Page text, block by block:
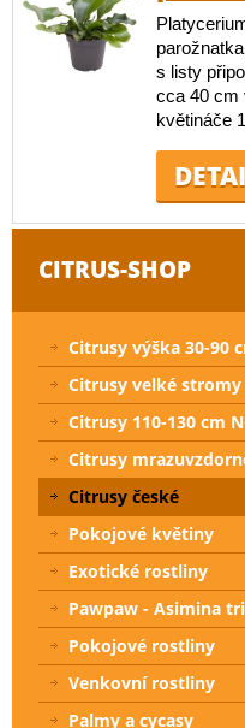
s listy
cca 40 cm
květináče
CITRUS-SHOP
Citrusy výška 30-90
Citrusy velké stromy
Citrusy 110-130 cm
Citrusy
Citrusy české
Pokojové květiny
Exotické rostliny
Pawpaw - Asimina
Pokojové rostliny
Venkovní rostliny
Palmy a cycasy